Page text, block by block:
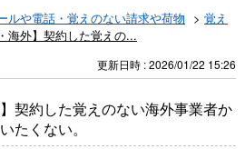
ルや電話・覚えのない請求や荷物 > 覚え
海外】契約した覚えの...
更新日時 : 2026/01/22 15:26
契約した覚えのない海外事業者か
たくない。